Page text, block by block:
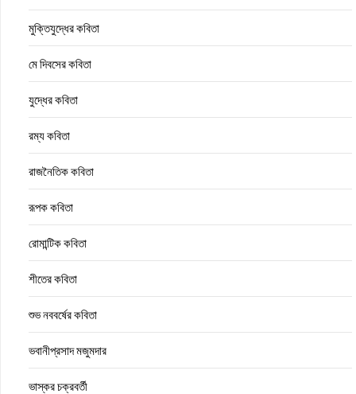
মুক্তিযুদ্ধের কবিতা
মে দিবসের কবিতা
যুদ্ধের কবিতা
রম্য কবিতা
রাজনৈতিক কবিতা
রূপক কবিতা
রোমান্টিক কবিতা
শীতের কবিতা
শুভ নববর্ষের কবিতা
ভবানীপ্রসাদ মজুমদার
ভাস্কর চক্রবর্তী